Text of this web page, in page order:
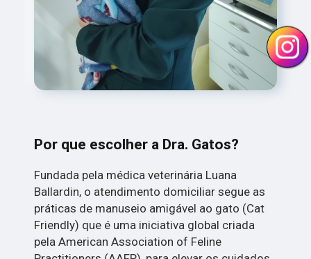
Por que escolher a Dra. Gatos?
Fundada pela médica veterinária Luana
Ballardin, o atendimento domiciliar segue as
práticas de manuseio amigável ao gato (Cat
Friendly) que é uma iniciativa global criada
pela American Association of Feline